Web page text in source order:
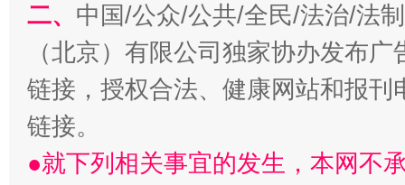
解纷+调解+退费，一次搞定
二、 中国/公众/公共/全民/法治/法
（北京）有限公司独家协办发布
链接，授权合法、健康网站和报
链接。
●就下列相关事宜的发生，本网不